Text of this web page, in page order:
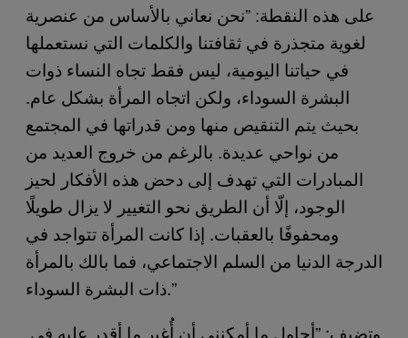
على هذه النقطة: ”نحن نعاني بالأساس من عنصرية
لغوية متجذرة في ثقافتنا والكلمات التي نستعملها
في حياتنا اليومية، ليس فقط تجاه النساء ذوات
البشرة السوداء، ولكن اتجاه المرأة بشكل عام.
بحيث يتم التنقيص منها ومن قدراتها في المجتمع
من نواحي عديدة. بالرغم من خروج العديد من
المبادرات التي تهدف إلى دحض هذه الأفكار لحيز
الوجود، إلّا أن الطريق نحو التغيير لا يزال طويلًا
ومحفوفًا بالعقبات. إذا كانت المرأة تتواجد في
الدرجة الدنيا من السلم الاجتماعي، فما بالك بالمرأة
ذات البشرة السوداء.”